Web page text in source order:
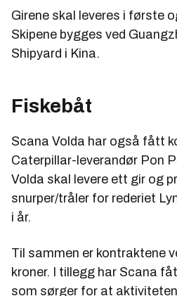
Girene skal leveres i første
Skipene bygges ved
Shipyard i Kina.
Fiskebåt
Scana Volda har også fått
Caterpillar-leverandør Pon
Volda skal levere ett gir og
snurper/tråler for rederiet
i år.
Til sammen er kontraktene
kroner. I tillegg har Scana
som sørger for at